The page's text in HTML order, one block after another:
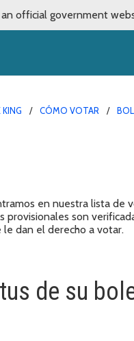
an official government
CÓMO VOTAR
en nuestra lista de
provisionales son
le dan el derecho a votar.
de su